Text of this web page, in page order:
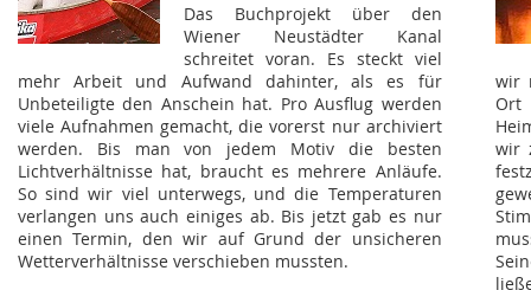
Das Buchprojekt über den
Wiener Neustädter Kanal
schreitet voran. Es steckt viel
mehr Arbeit und Aufwand dahinter, als es für
Unbeteiligte den Anschein hat. Pro Ausflug werden
viele Aufnahmen gemacht, die vorerst nur archiviert
werden. Bis man von jedem Motiv die besten
Lichtverhältnisse hat, braucht es mehrere Anläufe.
So sind wir viel unterwegs, und die Temperaturen
verlangen uns auch einiges ab. Bis jetzt gab es nur
einen Termin, den wir auf Grund der unsicheren
Wetterverhältnisse verschieben mussten.
wir
wir